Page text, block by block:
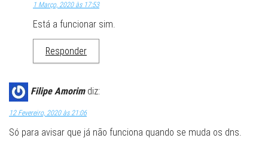
1 Março, 2020 às 17:53
Está a funcionar sim.
Responder
Filipe Amorim diz:
12 Fevereiro, 2020 às 21:06
Só para avisar que já não funciona quando se muda os dns.